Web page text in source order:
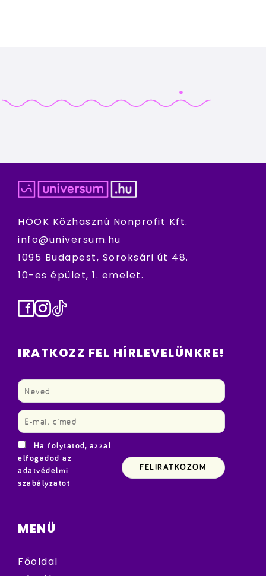
HÖOK Közhasznú Nonprofit Kft.
info@universum.hu
1095 Budapest, Soroksári út 48.
10-es épület, 1. emelet.
Facebook
Instagram
TikTok
IRATKOZZ FEL HÍRLEVELÜNKRE!
Ha folytatod, azzal
elfogadod az
adatvédelmi
szabályzatot
MENÜ
Főoldal